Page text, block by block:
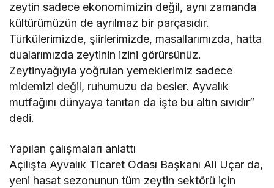
zeytin sadece ekonomimizin değil, aynı zamanda
kültürümüzün de ayrılmaz bir parçasıdır.
Türkülerimizde, şiirlerimizde, masallarımızda, hatta
dualarımızda zeytinin izini görürsünüz.
Zeytinyağıyla yoğrulan yemeklerimiz sadece
midemizi değil, ruhumuzu da besler. Ayvalık
mutfağını dünyaya tanıtan da işte bu altın sıvıdır”
dedi.
Yapılan çalışmaları anlattı
Açılışta Ayvalık Ticaret Odası Başkanı Ali Uçar da,
yeni hasat sezonunun tüm zeytin sektörü için